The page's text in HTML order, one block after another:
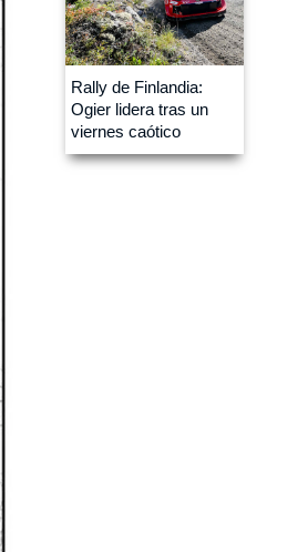
Rally de Finlandia:
Ogier lidera tras un
viernes caótico